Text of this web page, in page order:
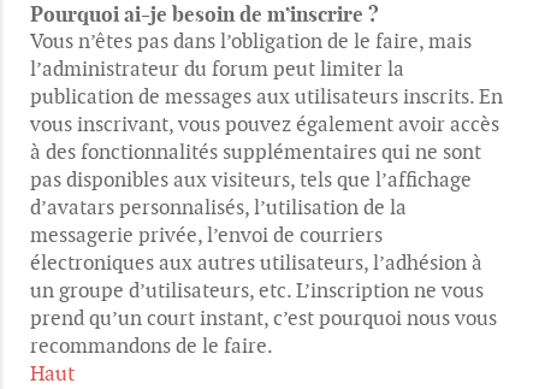
Pourquoi ai-je besoin de m’inscrire ?
Vous n’êtes pas dans l’obligation de le faire, mais
l’administrateur du forum peut limiter la
publication de messages aux utilisateurs inscrits. En
vous inscrivant, vous pouvez également avoir accès
à des fonctionnalités supplémentaires qui ne sont
pas disponibles aux visiteurs, tels que l’affichage
d’avatars personnalisés, l’utilisation de la
messagerie privée, l’envoi de courriers
électroniques aux autres utilisateurs, l’adhésion à
un groupe d’utilisateurs, etc. L’inscription ne vous
prend qu’un court instant, c’est pourquoi nous vous
recommandons de le faire.
Haut